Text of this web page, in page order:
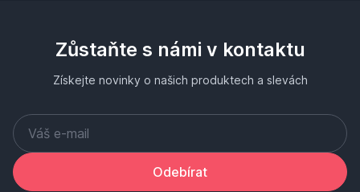
Zůstaňte s námi v kontaktu
Získejte novinky o našich produktech a slevách
Odebírat